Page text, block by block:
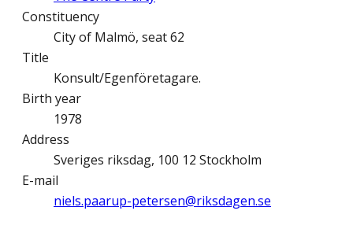
Constituency
City of Malmö, seat 62
Title
Konsult/Egenföretagare.
Birth year
1978
Address
Sveriges riksdag, 100 12 Stockholm
E-mail
niels.paarup-petersen@­riksdagen.se